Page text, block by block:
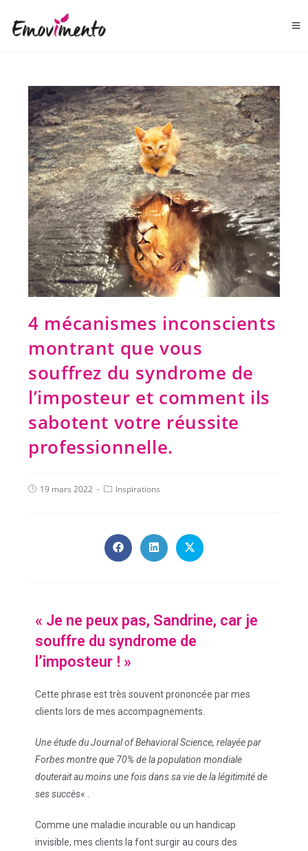
4 mécanismes inconscients
montrant que vous
souffrez du syndrome de
l’imposteur et comment ils
sabotent votre réussite
professionnelle.
19 mars 2022 Inspirations
« Je ne peux pas, Sandrine, car je
souffre du syndrome de
l’imposteur ! »
Cette phrase est très souvent prononcée par mes
clients lors de mes accompagnements.
Une étude du Journal of Behavioral Science, relayée par
Forbesmontre que 70% de la population mondiale
douterait au moins une fois dans sa vie de la légitimité de
ses succès« .
Comme une maladie incurable ou un handicap
invisible, mes clients la font surgir au cours des